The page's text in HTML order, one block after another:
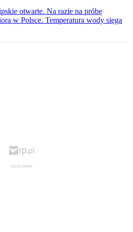
otwarte. Na razie na próbę
w Polsce. Temperatura wody sięga